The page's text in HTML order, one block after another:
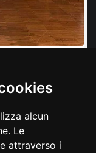
alcun
Le
attraverso i
paletonologici
Adriatica di
23
caverna degli Orsi
1904, XI, n. 1-4
Civico